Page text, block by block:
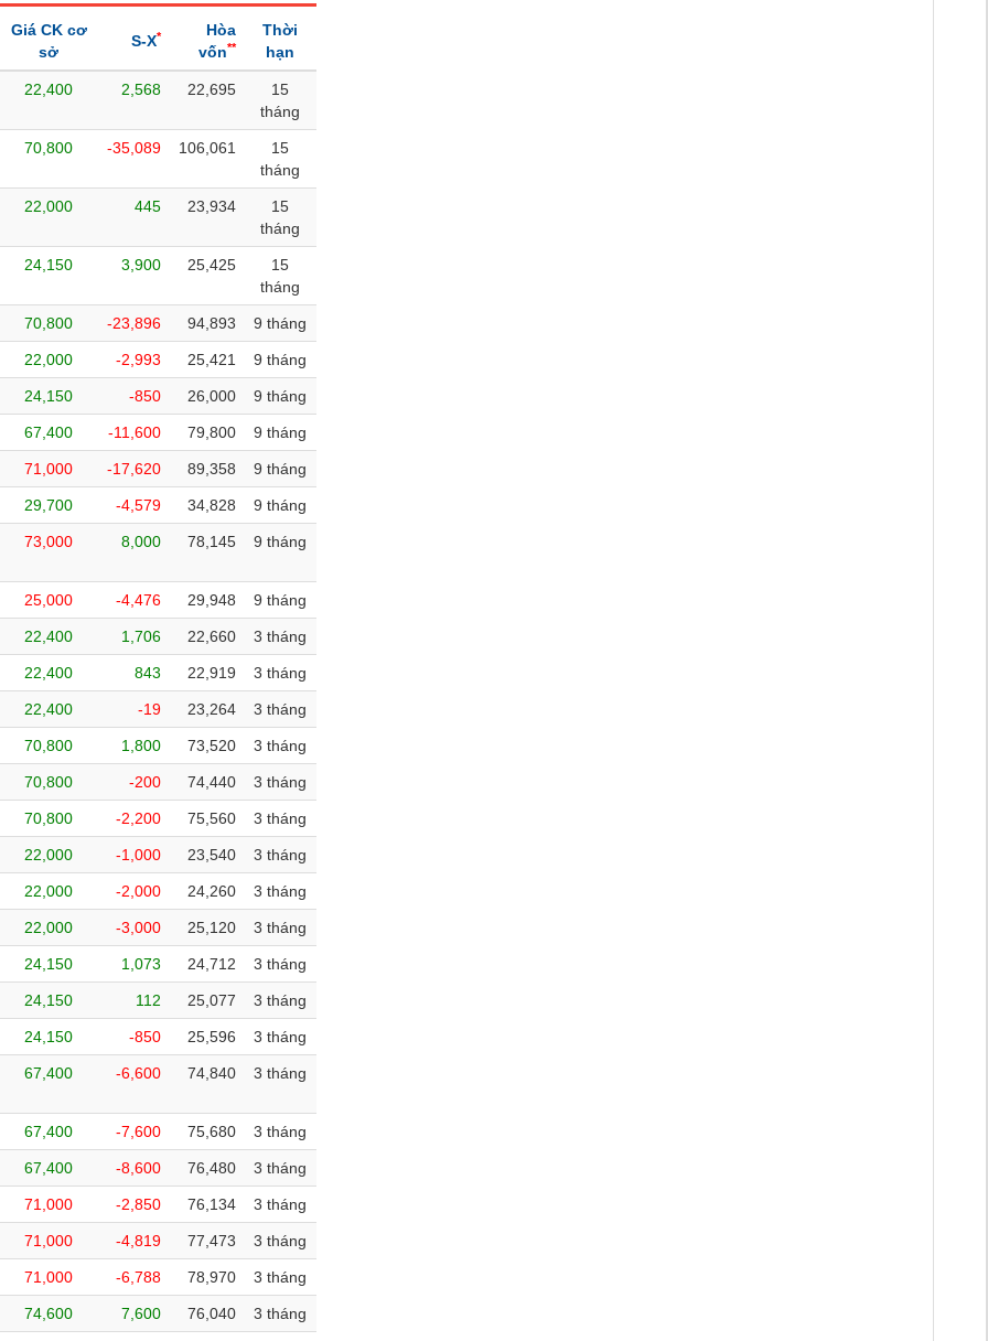
Giá CK cơ
sở
S-X*
Hòa
vốn**
Thời
hạn
22,400 2,568 22,695
15
tháng
70,800 -35,089 106,061
15
tháng
22,000 445 23,934
15
tháng
24,150 3,900 25,425
15
tháng
70,800 -23,896 94,893 9 tháng
22,000 -2,993 25,421 9 tháng
24,150 -850 26,000 9 tháng
67,400 -11,600 79,800 9 tháng
71,000 -17,620 89,358 9 tháng
29,700 -4,579 34,828 9 tháng
73,000 8,000 78,145 9 tháng
25,000 -4,476 29,948 9 tháng
22,400 1,706 22,660 3 tháng
22,400 843 22,919 3 tháng
22,400 -19 23,264 3 tháng
70,800 1,800 73,520 3 tháng
70,800 -200 74,440 3 tháng
70,800 -2,200 75,560 3 tháng
22,000 -1,000 23,540 3 tháng
22,000 -2,000 24,260 3 tháng
22,000 -3,000 25,120 3 tháng
24,150 1,073 24,712 3 tháng
24,150 112 25,077 3 tháng
24,150 -850 25,596 3 tháng
67,400 -6,600 74,840 3 tháng
67,400 -7,600 75,680 3 tháng
67,400 -8,600 76,480 3 tháng
71,000 -2,850 76,134 3 tháng
71,000 -4,819 77,473 3 tháng
71,000 -6,788 78,970 3 tháng
74,600 7,600 76,040 3 tháng